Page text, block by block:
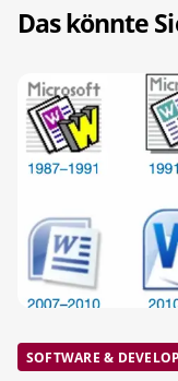
Das könnte
SOFTWARE &